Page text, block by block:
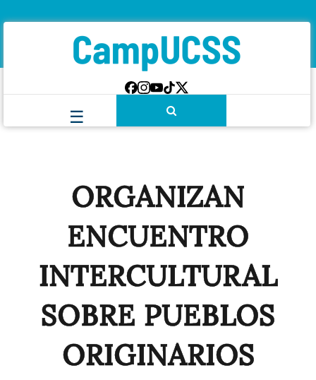
ORGANIZAN
ENCUENTRO
INTERCULTURAL
SOBRE PUEBLOS
ORIGINARIOS